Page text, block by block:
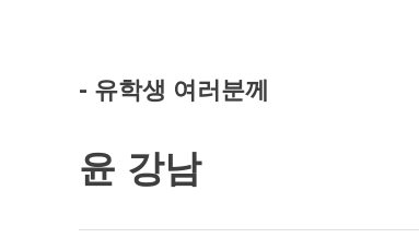
- 유학생 여러분께
윤 강남